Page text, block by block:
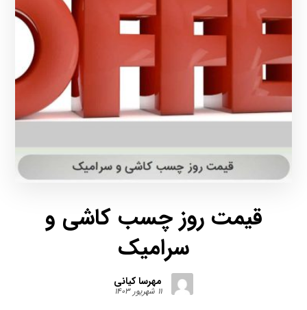
قیمت روز چسب کاشی و
سرامیک
مهرسا کیانی
۱۱ شهریور ۱۴۰۳